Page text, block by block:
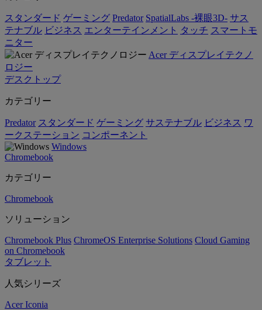
スタンダード ゲーミング Predator SpatialLabs -裸眼3D- サス
テナブル ビジネス エンターテインメント タッチ スマートモ
ニター
Acer ディスプレイテクノ
ロジー
デスクトップ
カテゴリー
Predator スタンダード ゲーミング サステナブル ビジネス ワ
ークステーション コンポーネント
Windows
Chromebook
カテゴリー
Chromebook
ソリューション
Chromebook Plus ChromeOS Enterprise Solutions Cloud Gaming
on Chromebook
タブレット
人気シリーズ
Acer Iconia